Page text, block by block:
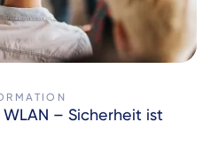
– Sicherheit ist